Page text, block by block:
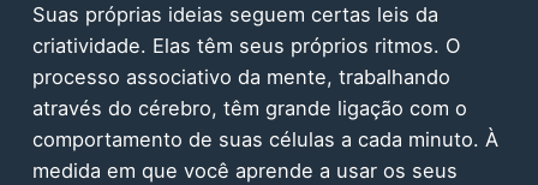
Suas próprias ideias seguem certas leis da
criatividade. Elas têm seus próprios ritmos. O
processo associativo da mente, trabalhando
através do cérebro, têm grande ligação com o
comportamento de suas células a cada minuto. À
medida em que você aprende a usar os seus